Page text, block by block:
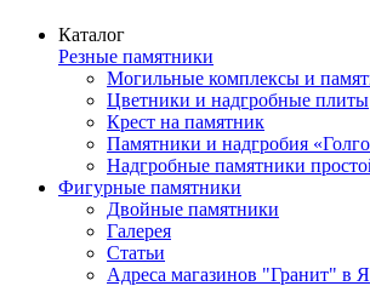
Каталог
Резные памятники
Могильные комплексы и
Цветники и надгробные плиты
Крест на памятник
Памятники и надгробия
Надгробные памятники
Фигурные памятники
Двойные памятники
Галерея
Статьи
Адреса магазинов "Гранит" в